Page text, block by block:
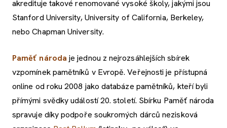
akredituje takové renomované vysoké školy, jakými jsou
Stanford University, University of California, Berkeley,
nebo Chapman University.
Paměť národa je jednou z nejrozsáhlejších sbírek
vzpomínek pamětníků v Evropě. Veřejnosti je přístupná
online od roku 2008 jako databáze pamětníků, kteří byli
přímými svědky událostí 20. století. Sbírku Paměť národa
spravuje díky podpoře soukromých dárců nezisková